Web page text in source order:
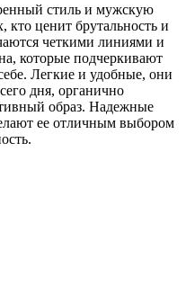
стиль и мужскую
кто ценит брутальность и
четкими линиями и
которые подчеркивают
Легкие и удобные, они
дня, органично
образ. Надежные
ее отличным выбором